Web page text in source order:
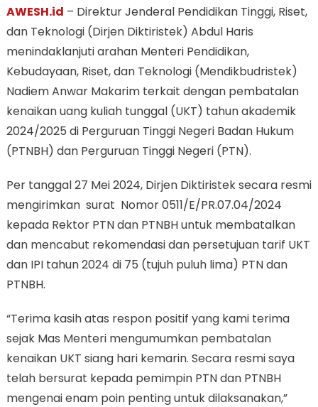
AWESH.id – Direktur Jenderal Pendidikan Tinggi, Riset,
dan Teknologi (Dirjen Diktiristek) Abdul Haris
menindaklanjuti arahan Menteri Pendidikan,
Kebudayaan, Riset, dan Teknologi (Mendikbudristek)
Nadiem Anwar Makarim terkait dengan pembatalan
kenaikan uang kuliah tunggal (UKT) tahun akademik
2024/2025 di Perguruan Tinggi Negeri Badan Hukum
(PTNBH) dan Perguruan Tinggi Negeri (PTN).
Per tanggal 27 Mei 2024, Dirjen Diktiristek secara resmi
mengirimkan surat Nomor 0511/E/PR.07.04/2024
kepada Rektor PTN dan PTNBH untuk membatalkan
dan mencabut rekomendasi dan persetujuan tarif UKT
dan IPI tahun 2024 di 75 (tujuh puluh lima) PTN dan
PTNBH.
“Terima kasih atas respon positif yang kami terima
sejak Mas Menteri mengumumkan pembatalan
kenaikan UKT siang hari kemarin. Secara resmi saya
telah bersurat kepada pemimpin PTN dan PTNBH
mengenai enam poin penting untuk dilaksanakan,”